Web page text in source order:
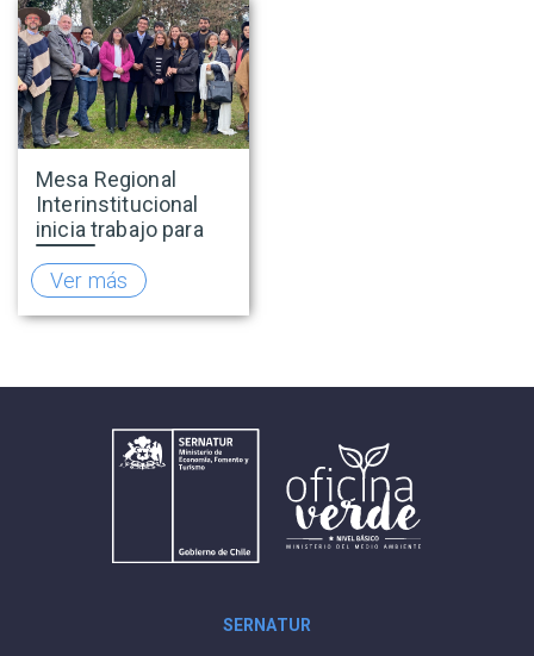
Mesa Regional
Interinstitucional
inicia trabajo para
fortalecer el
turismo rural en
O’Higgins
Ver más
SERNATUR